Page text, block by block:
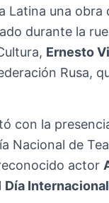
Latina una
durante la
Ernesto
Rusa,
con la
Nacional de
actor
Día